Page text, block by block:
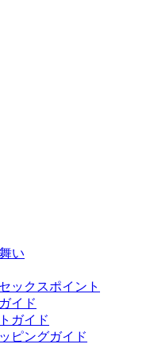
い
ックスポイント
イド
ガイド
ピングガイド